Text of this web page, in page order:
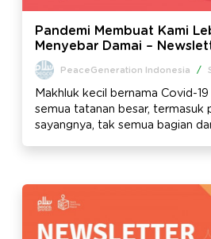
Pandemi Membuat Kami
Menyebar Damai –
PeaceGeneration Indonesia /
Makhluk kecil bernama Covid-
semua tatanan besar, termasuk
sayangnya, tak semua bagian